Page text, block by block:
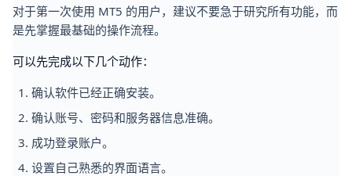
对于第一次使用 MT5 的用户，建议不要急于研究所有功能，而
是先掌握最基础的操作流程。
可以先完成以下几个动作：
确认软件已经正确安装。
确认账号、密码和服务器信息准确。
成功登录账户。
设置自己熟悉的界面语言。